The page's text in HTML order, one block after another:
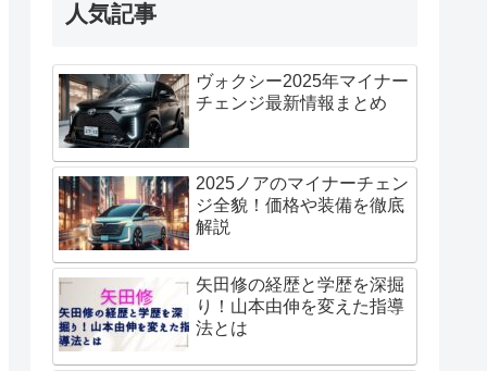
人気記事
ヴォクシー2025年マイナー
チェンジ最新情報まとめ
2025ノアのマイナーチェン
ジ全貌！価格や装備を徹底
解説
矢田修の経歴と学歴を深掘
り！山本由伸を変えた指導
法とは